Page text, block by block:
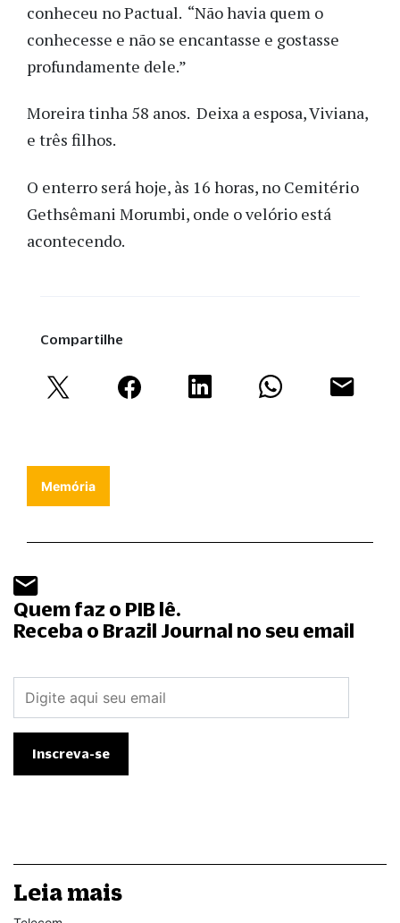
conheceu no Pactual. “Não havia quem o
conhecesse e não se encantasse e gostasse
profundamente dele.”
Moreira tinha 58 anos. Deixa a esposa, Viviana,
e três filhos.
O enterro será hoje, às 16 horas, no Cemitério
Gethsêmani Morumbi, onde o velório está
acontecendo.
Compartilhe
Memória
Quem faz o PIB lê.
Receba o Brazil Journal no seu email
Leia mais